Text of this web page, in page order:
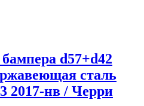
d57+d42
сталь
2017-нв / Черри